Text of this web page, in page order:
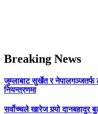
Breaking News
जुम्लाबाट सुर्खेत र नेपालगञ्जतर्फ
नियन्त्रणमा
सर्वोच्चले खारेज गर्‍यो दानबहादुर